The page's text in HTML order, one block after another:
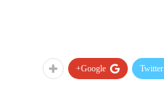
Twitter
Google+